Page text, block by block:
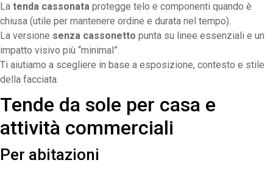
La tenda cassonata protegge telo e componenti quando è
chiusa (utile per mantenere ordine e durata nel tempo).
La versione senza cassonetto punta su linee essenziali e un
impatto visivo più “minimal”.
Ti aiutiamo a scegliere in base a esposizione, contesto e stile
della facciata.
Tende da sole per casa e
attività commerciali
Per abitazioni